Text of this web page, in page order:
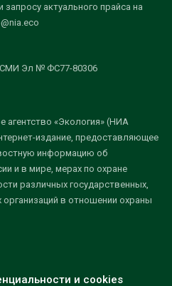
актуального прайса на
СМИ Эл № ФС77-80306
агентство «Экология» (НИА
издание, предоставляющее
информацию об
и в мире, мерах по охране
различных государственных,
в отношении охраны
и cookies